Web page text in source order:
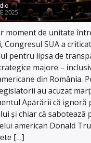
2025
moment de unitate
Congresul SUA a
pentru lipsa de
majore –
din România.
au acuzat
Apărării că ignoră
și chiar că sabotează
american Donald
[…]